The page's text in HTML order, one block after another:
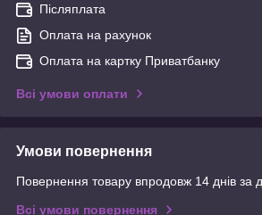
Післяплата
Оплата на рахунок
Оплата на картку Приватбанку
Всі умови оплати
Умови повернення
Повернення товару впродовж 14 днів за
Всі умови повернення